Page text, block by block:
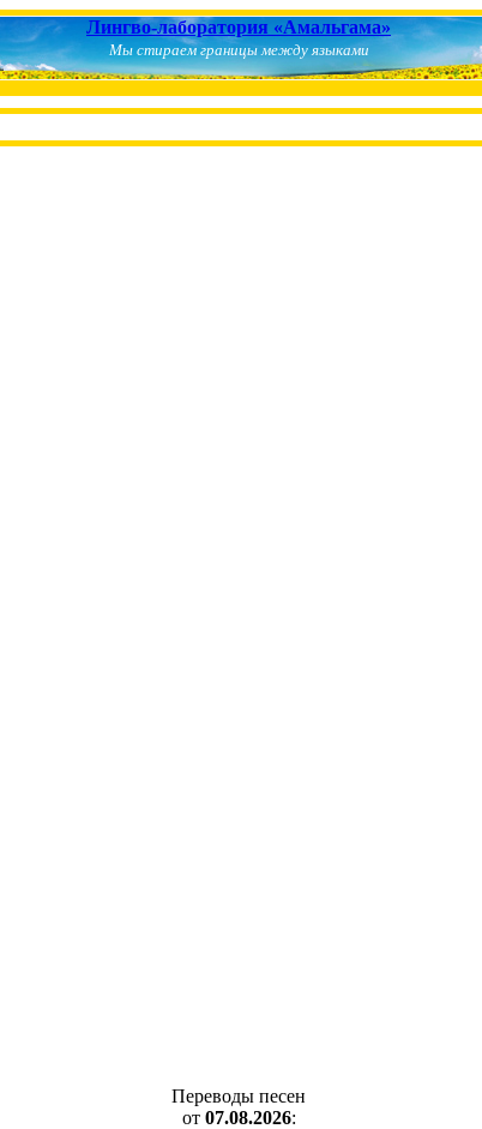
Лингво-лаборатория «Амальгама»
Мы стираем границы между языками
Переводы песен
от 07.08.2026: